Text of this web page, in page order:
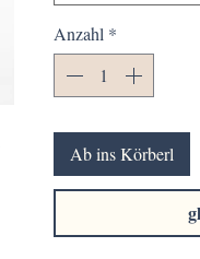
Anzahl *
Ab ins Körberl